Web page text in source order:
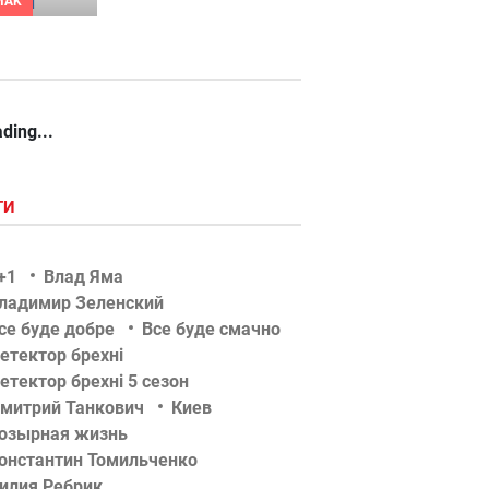
Влад Яма
Зеленский
буде добре
Все буде смачно
брехні
брехні 5 сезон
Танкович
Киев
жизнь
Томильченко